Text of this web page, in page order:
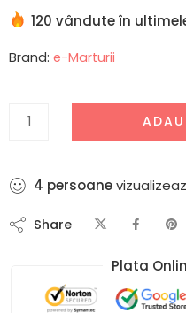
120 vândute în
Brand: e-Marturii
4 persoane
Share
Plata